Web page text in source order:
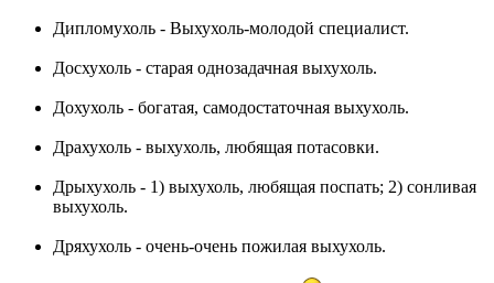
Дипломухоль - Выхухоль-молодой специалист.
Досхухоль - старая однозадачная выхухоль.
Дохухоль - богатая, самодостаточная выхухоль.
Драхухоль - выхухоль, любящая потасовки.
Дрыхухоль - 1) выхухоль, любящая поспать; 2) сонливая
выхухоль.
Дряхухоль - очень-очень пожилая выхухоль.